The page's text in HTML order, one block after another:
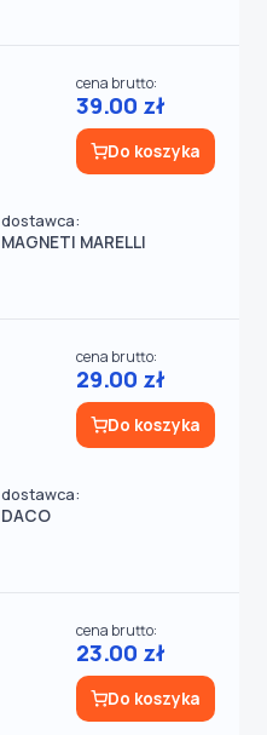
dostawca:
MAGNETI MARELLI
cena brutto:
39.00 zł
Do koszyka
dostawca:
DACO
cena brutto:
29.00 zł
Do koszyka
cena brutto:
23.00 zł
Do koszyka